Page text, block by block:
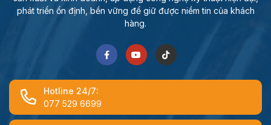
phát triển ổn định, bền vững để giữ được niềm tin của khách
hàng.
Hotline 24/7:
077 529 6699